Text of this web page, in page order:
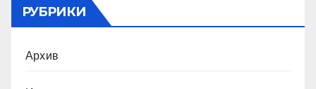
РУБРИКИ
Архив